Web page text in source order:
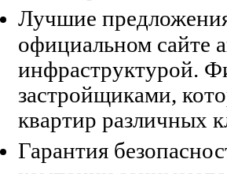
Лучшие
официальном сайте
инфраструктурой.
застройщиками,
квартир различных
Гарантия